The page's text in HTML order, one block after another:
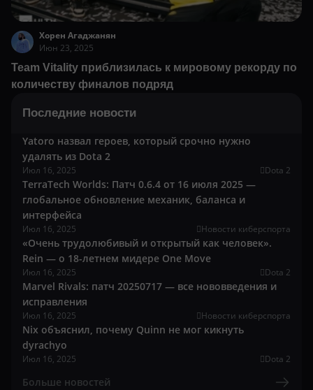
Хорен Агаджанян
Июн 23, 2025
Team Vitality приблизилась к мировому рекорду по
количеству финалов подряд
Последние новости
Yatoro назвал героев, который срочно нужно
удалять из Dota 2
Июл 16, 2025 Dota 2
TerraTech Worlds: Патч 0.6.4 от 16 июля 2025 —
глобальное обновление механик, баланса и
интерфейса
Июл 16, 2025 Новости киберспорта
«Очень трудолюбивый и открытый как человек».
Rein — о 18-летнем мидере One Move
Июл 16, 2025 Dota 2
Marvel Rivals: патч 20250717 — все нововведения и
исправления
Июл 16, 2025 Новости киберспорта
Nix объяснил, почему Quinn не мог кикнуть
dyrachyo
Июл 16, 2025 Dota 2
Больше новостей